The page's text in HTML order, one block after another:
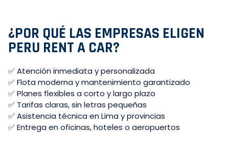
¿POR QUÉ LAS EMPRESAS ELIGEN
PERU RENT A CAR?
✅ Atención inmediata y personalizada
✅ Flota moderna y mantenimiento garantizado
✅ Planes flexibles a corto y largo plazo
✅ Tarifas claras, sin letras pequeñas
✅ Asistencia técnica en Lima y provincias
✅ Entrega en oficinas, hoteles o aeropuertos